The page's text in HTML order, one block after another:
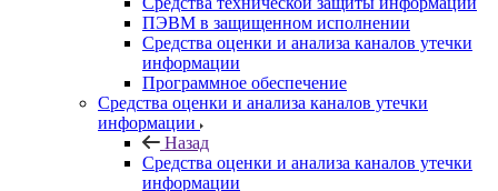
ПЭВМ в защищенном исполнении
Средства оценки и анализа каналов утечки
информации
Программное обеспечение
Средства оценки и анализа каналов утечки
информации
Назад
Средства оценки и анализа каналов утечки
информации